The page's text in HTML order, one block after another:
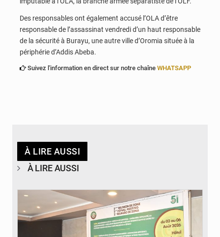
Des responsables ont également accusé l’OLA d’être
responsable de l’assassinat vendredi d’un haut responsable
de la sécurité à Burayu, une autre ville d’Oromia située à la
périphérie d’Addis Abeba.
Suivez l'information en direct sur notre chaîne WHATSAPP
À LIRE AUSSI
À LIRE AUSSI